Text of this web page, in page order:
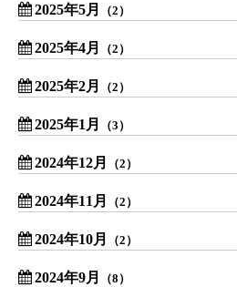
2025年5月 （2）
2025年4月 （2）
2025年2月 （2）
2025年1月 （3）
2024年12月 （2）
2024年11月 （2）
2024年10月 （2）
2024年9月 （8）